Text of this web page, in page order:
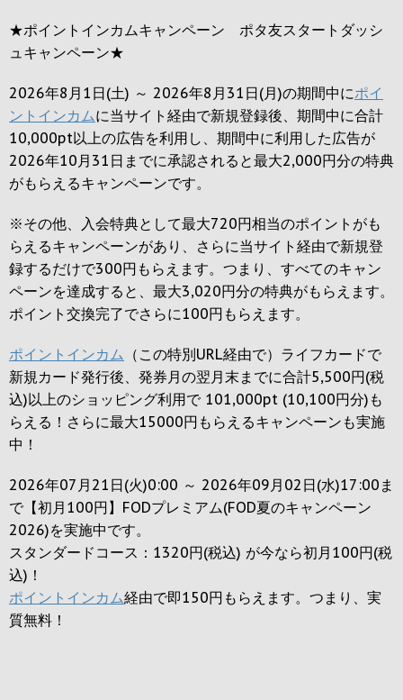
★ポイントインカムキャンペーン ポタ友スタートダッシ
ュキャンペーン★
2026年8月1日(土) ～ 2026年8月31日(月)の期間中にポイ
ントインカムに当サイト経由で新規登録後、期間中に合計
10,000pt以上の広告を利用し、期間中に利用した広告が
2026年10月31日までに承認されると最大2,000円分の特典
がもらえるキャンペーンです。
※その他、入会特典として最大720円相当のポイントがも
らえるキャンペーンがあり、さらに当サイト経由で新規登
録するだけで300円 もらえます。つまり、すべてのキャン
ペーンを達成すると、最大3,020円分の特典がもらえます。
ポイント交換完了でさらに100円 もらえます。
ポイントインカム （この特別URL経由で）ライフカードで
新規カード発行後、発券月の翌月末までに合計5,500円(税
込)以上のショッピング利用で 101,000pt (10,100円分)も
らえる！さらに最大15000円もらえるキャンペーンも実施
中！
2026年07月21日(火)0:00 ～ 2026年09月02日(水)17:00ま
で【初月100円】FODプレミアム(FOD夏のキャンペーン
2026)を実施中です。
スタンダードコース：1320円(税込) が今なら初月100円(税
込)！
ポイントインカム経由で即150円もらえます。つまり、実
質無料！